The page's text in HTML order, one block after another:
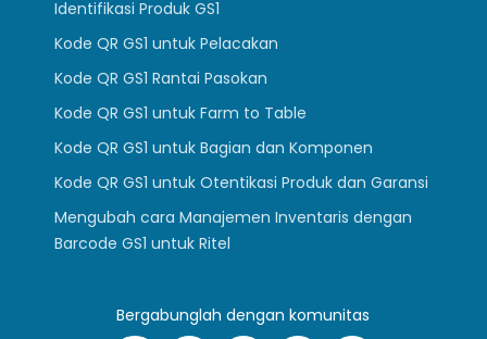
Identifikasi Produk GS1
Kode QR GS1 untuk Pelacakan
Kode QR GS1 Rantai Pasokan
Kode QR GS1 untuk Farm to Table
Kode QR GS1 untuk Bagian dan Komponen
Kode QR GS1 untuk Otentikasi Produk dan Garansi
Mengubah cara Manajemen Inventaris dengan
Barcode GS1 untuk Ritel
Bergabunglah dengan komunitas